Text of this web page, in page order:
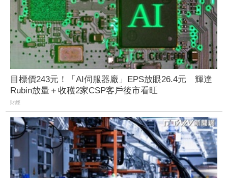
目標價243元！「AI伺服器廠」EPS放眼26.4元 輝達
Rubin放量＋收穫2家CSP客戶後市看旺
財經